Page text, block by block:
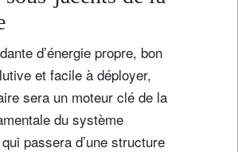
d’énergie propre, bon
et facile à déployer,
sera un moteur clé de la
du système
passera d’une structure